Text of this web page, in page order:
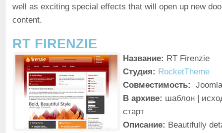
well as exciting special effects that will open up new
content.
RT FIRENZIE
Название: RT Firenzie
Студия: RocketTheme
Совместимость:
В архиве: шаблон |
старт
Описание: Beautifully